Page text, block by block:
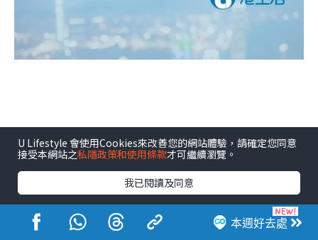
本週好去處
U Lifestyle 會使用Cookies來改善您的網站體驗，請確定您同意
接受本網站之私隱政策和使用條款才可繼續瀏覽。
我已閱讀及同意